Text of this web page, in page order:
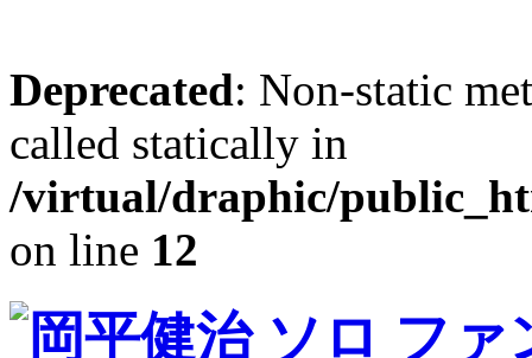
Deprecated: Non-static
called statically in
/virtual/draphic/
on line 12